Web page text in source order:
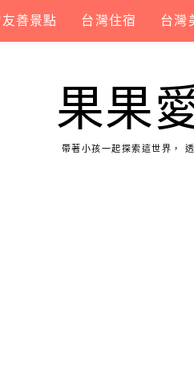
善景點 台灣住宿 台灣
果果
帶著小孩一起探索這世界，